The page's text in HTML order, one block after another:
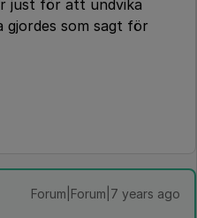
just för att undvika
gjordes som sagt för
Forum|Forum|7 years ago